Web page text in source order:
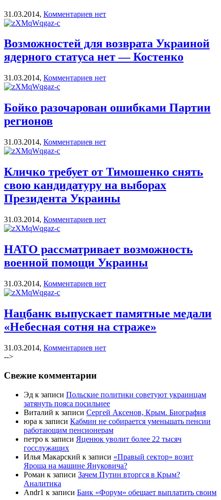
31.03.2014, Комментариев нет
Возможностей для возврата Украиной
ядерного статуса нет — Костенко
31.03.2014, Комментариев нет
Бойко разочарован ошибками Партии
регионов
31.03.2014, Комментариев нет
Кличко требует от Тимошенко снять
свою кандидатуру на выборах
Президента Украины
31.03.2014, Комментариев нет
НАТО рассматривает возможность
военной помощи Украины
31.03.2014, Комментариев нет
Нацбанк выпускает памятные медали
«Небесная сотня на страже»
31.03.2014, Комментариев нет
-->
Свежие комментарии
Эд к записи Польские политики советуют украинцам
затянуть пояса посильнее
Виталий к записи Сергей Аксенов, Крым. Биография
юра к записи Кабмин не собирается уменьшать пенсии
работающим пенсионерам
петро к записи Яценюк уволит более 22 тысяч
госслужащих
Илья Макарский к записи «Правый сектор» возит
Яроша на машине Януковича?
Роман к записи Зачем Путин вторгся в Крым?
Аналитика
Andr1 к записи Банк «Форум» обещает выплатить своим